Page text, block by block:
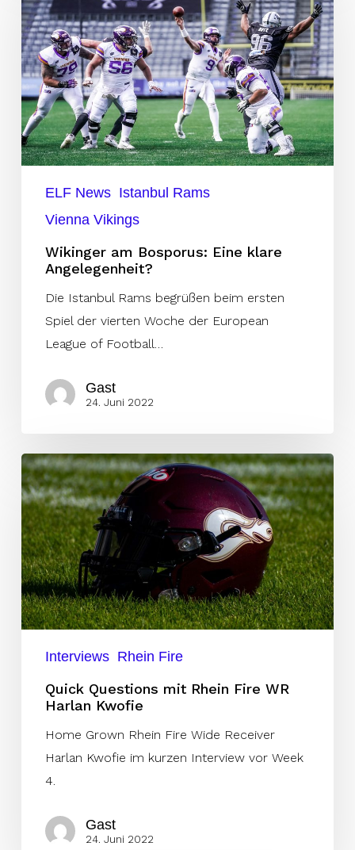
Bosporus:
Eine
klare
Angelegenheit?
ELF News Istanbul Rams
Vienna Vikings
Wikinger am Bosporus: Eine klare
Angelegenheit?
Die Istanbul Rams begrüßen beim ersten
Spiel der vierten Woche der European
League of Football…
Gast
24. Juni 2022
Quick
Questions
mit
Rhein
Fire
WR
Harlan
Kwofie
Interviews Rhein Fire
Quick Questions mit Rhein Fire WR
Harlan Kwofie
Home Grown Rhein Fire Wide Receiver
Harlan Kwofie im kurzen Interview vor Week
4.
Gast
24. Juni 2022